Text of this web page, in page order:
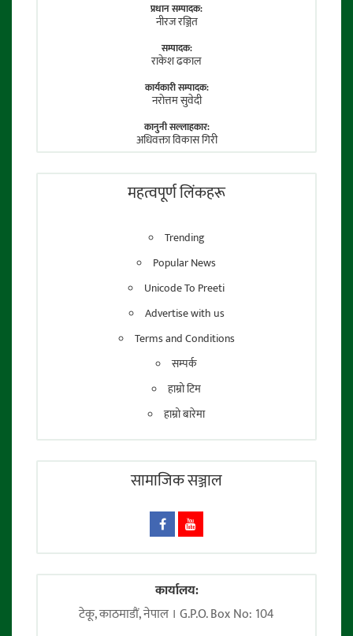
प्रधान सम्पादक:
नीरज रञ्जित
सम्पादक:
राकेश ढकाल
कार्यकारी सम्पादक:
नराेत्तम सुवेदी
कानुनी सल्लाहकार:
अधिवक्ता विकास गिरी
तेजेन्द्र श्रेष्ठ
महत्वपूर्ण लिंकहरू
Trending
Popular News
Unicode To Preeti
Advertise with us
Terms and Conditions
सम्पर्क
हाम्रो टिम
हाम्रो बारेमा
सामाजिक सञ्जाल
कार्यालय:
टेकू, काठमाडाैं, नेपाल । G.P.O. Box No: 104